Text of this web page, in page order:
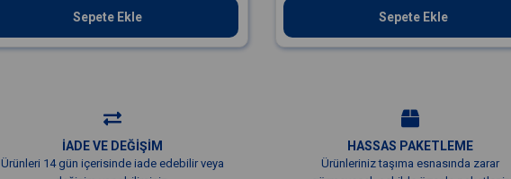
Sepete Ekle Sepete Ekle
İADE VE DEĞİŞİM
Ürünleri 14 gün içerisinde iade edebilir veya
HASSAS PAKETLEME
Ürünleriniz taşıma esnasında zarar